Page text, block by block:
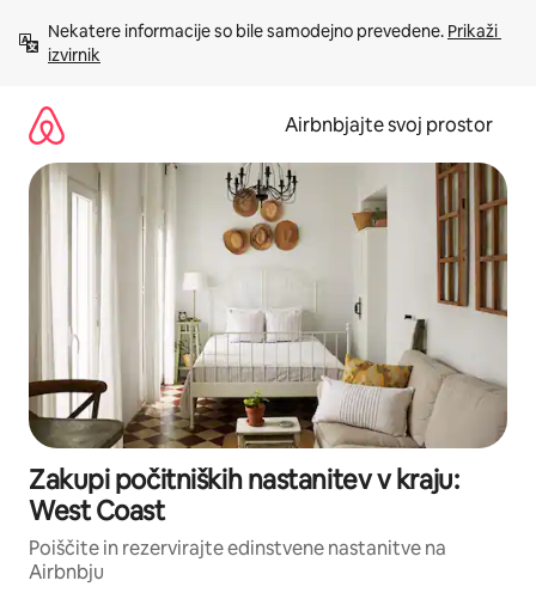
vsebino
Nekatere informacije so bile samodejno prevedene. Prikaži
izvirnik
Airbnbjajte svoj prostor
Zakupi počitniških nastanitev v kraju:
West Coast
Poiščite in rezervirajte edinstvene nastanitve na
Airbnbju